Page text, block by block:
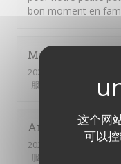
这个网
可以
bon moment en
Margaux
2026-07-19
服务
4 /5
Arnaud
2026-07-17
- 19:30 - 来
服务